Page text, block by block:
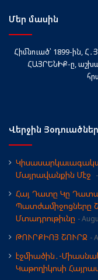
Մեր մասին
Հիմնուած՝ 1899-ին,
ՀԱՅՐԵՆԻՔ-ը,
Վերջին Յօդուածներ
Մայրավանքին Մէջ
Հայ Դատը Կը
Պատժամիջոցները
Մտադրութիւնը
ԹՈՒՐՔԻՈՅ ՇՈՒՐՋ
էջմիածին․-
Կաթողիկոսի